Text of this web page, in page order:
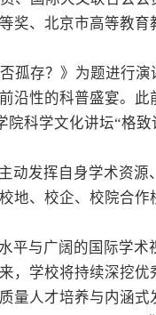
奖、北京市高等教育
孤存？》为题进行演
沿性的科普盛宴。此
院科学文化讲坛“格致
动发挥自身学术资源
地、校企、校院合作
平与广阔的国际学术
，学校将持续深挖优
量人才培养与内涵式